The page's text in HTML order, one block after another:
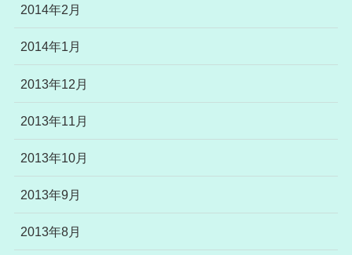
2014年2月
2014年1月
2013年12月
2013年11月
2013年10月
2013年9月
2013年8月